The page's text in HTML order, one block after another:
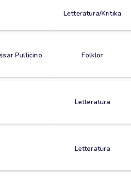
Letteratura/Kritika
Pullicino Folklor
Letteratura
Letteratura